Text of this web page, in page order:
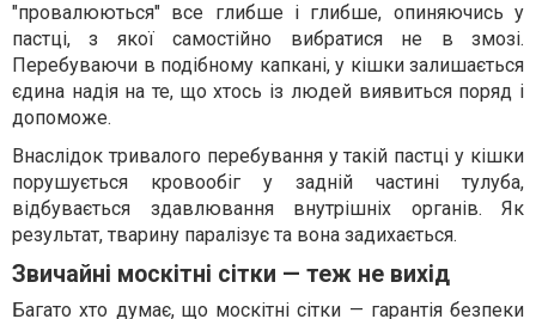
"провалюються" все глибше і глибше, опиняючись у
пастці, з якої самостійно вибратися не в змозі.
Перебуваючи в подібному капкані, у кішки залишається
єдина надія на те, що хтось із людей виявиться поряд і
допоможе.
Внаслідок тривалого перебування у такій пастці у кішки
порушується кровообіг у задній частині тулуба,
відбувається здавлювання внутрішніх органів. Як
результат, тварину паралізує та вона задихається.
Звичайні москітні сітки — теж не вихід
Багато хто думає, що москітні сітки — гарантія безпеки